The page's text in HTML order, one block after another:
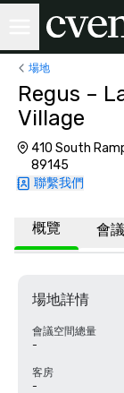
場地
Regus –
Village
410 South
89145
聯繫我們
概覽 會
場地詳情
會議空間總量
-
客房
-